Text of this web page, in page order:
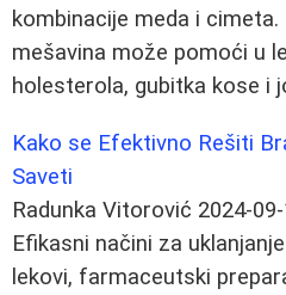
kombinacije meda i
mešavina može pomoći u
holesterola, gubitka kose i
Kako se Efektivno Rešiti
Saveti
Radunka Vitorović 2024-09-
Efikasni načini za
lekovi, farmaceutski